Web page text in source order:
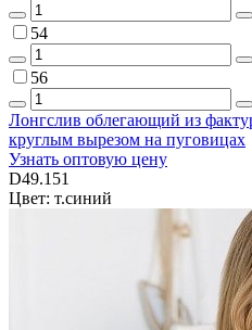
54
56
Лонгслив облегающий из
круглым вырезом на пуговицах
Узнать оптовую цену
D49.151
Цвет: т.синий